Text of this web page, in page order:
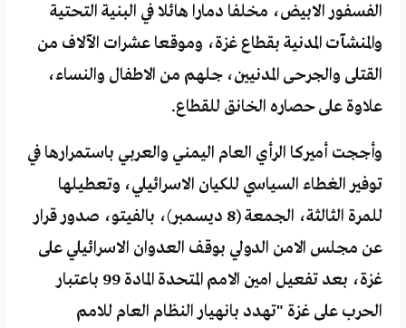
الفسفور الابيض، مخلفا دمارا هائلا في البنية التحتية
والمنشآت المدنية بقطاع غزة، وموقعا عشرات الآلاف من
القتلى والجرحى المدنيين، جلهم من الاطفال والنساء،
علاوة على حصاره الخانق للقطاع.
وأججت أميركا الرأي العام اليمني والعربي باستمرارها في
توفير الغطاء السياسي للكيان الاسرائيلي، وتعطيلها
للمرة الثالثة، الجمعة (8 ديسمبر)، بالفيتو، صدور قرار
عن مجلس الامن الدولي بوقف العدوان الاسرائيلي على
غزة، بعد تفعيل امين الامم المتحدة المادة 99 باعتبار
الحرب على غزة "تهدد بانهيار النظام العام للامم